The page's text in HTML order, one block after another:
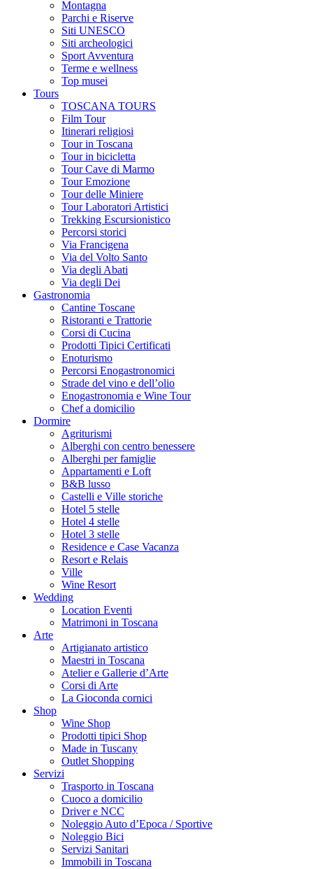
Montagna
Parchi e Riserve
Siti UNESCO
Siti archeologici
Sport Avventura
Terme e wellness
Top musei
Tours
TOSCANA TOURS
Film Tour
Itinerari religiosi
Tour in Toscana
Tour in bicicletta
Tour Cave di Marmo
Tour Emozione
Tour delle Miniere
Tour Laboratori Artistici
Trekking Escursionistico
Percorsi storici
Via Francigena
Via del Volto Santo
Via degli Abati
Via degli Dei
Gastronomia
Cantine Toscane
Ristoranti e Trattorie
Corsi di Cucina
Prodotti Tipici Certificati
Enoturismo
Percorsi Enogastronomici
Strade del vino e dell’olio
Enogastronomia e Wine Tour
Chef a domicilio
Dormire
Agriturismi
Alberghi con centro benessere
Alberghi per famiglie
Appartamenti e Loft
B&B lusso
Castelli e Ville storiche
Hotel 5 stelle
Hotel 4 stelle
Hotel 3 stelle
Residence e Case Vacanza
Resort e Relais
Ville
Wine Resort
Wedding
Location Eventi
Matrimoni in Toscana
Arte
Artigianato artistico
Maestri in Toscana
Atelier e Gallerie d’Arte
Corsi di Arte
La Gioconda cornici
Shop
Wine Shop
Prodotti tipici Shop
Made in Tuscany
Outlet Shopping
Servizi
Trasporto in Toscana
Cuoco a domicilio
Driver e NCC
Noleggio Auto d’Epoca / Sportive
Noleggio Bici
Servizi Sanitari
Immobili in Toscana